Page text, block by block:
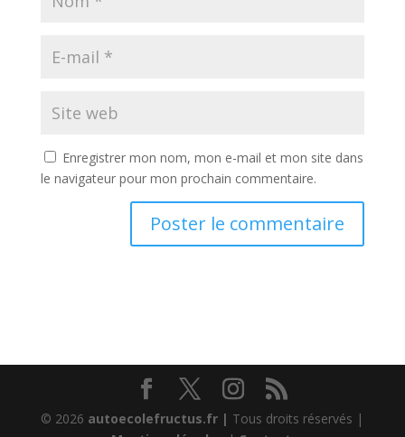
Enregistrer mon nom, mon e-mail et mon site dans
le navigateur pour mon prochain commentaire.
© 2026 autoecolefructus.fr | Tous droits réservés |